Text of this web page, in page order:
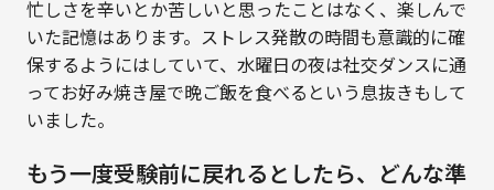
忙しさを辛いとか苦しいと思ったことはなく、楽しんで
いた記憶はあります。ストレス発散の時間も意識的に確
保するようにはしていて、水曜日の夜は社交ダンスに通
ってお好み焼き屋で晩ご飯を食べるという息抜きもして
いました。
もう一度受験前に戻れるとしたら、どんな準